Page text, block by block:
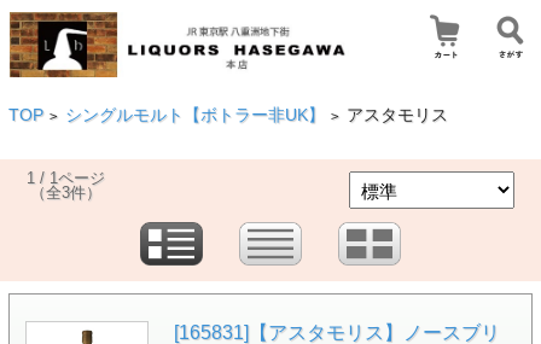
TOP > シングルモルト【ボトラー非UK】 > アスタモリス
1 / 1ページ
（全3件）
[165831]【アスタモリス】ノースブリ